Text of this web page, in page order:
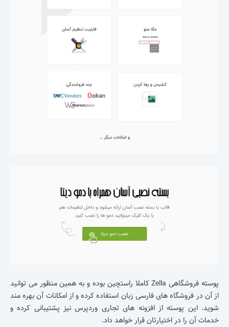
پوسته فروشگاهی Zella کاملا راستچین بوده و به همین منظور می توانید
از آن در فروشگاه های فارسی زبان استفاده کرده و از امکانات آن بهره مند
شوید. این پوسته از افزونه های تجاری وردپرس نیز پشتیبانی کرده و
خدمات آن را در اختیارتان قرار خواهد داد.